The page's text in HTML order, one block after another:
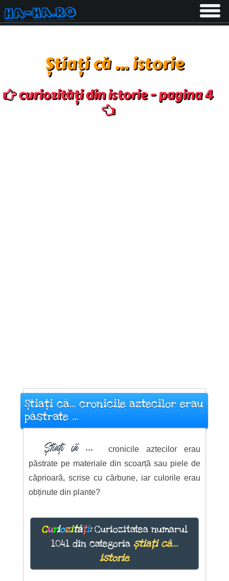
Toggle
Știați că ... istorie
curiozități din istorie - pagina 4
Știați că... cronicile aztecilor erau
păstrate ...
Știați că ...
cronicile aztecilor erau
păstrate pe materiale din scoarță sau piele de
căprioară, scrise cu cărbune, iar culorile erau
obținute din plante?
Curiozități:Curiozitatea numarul
1041 din categoria știați că...
istorie